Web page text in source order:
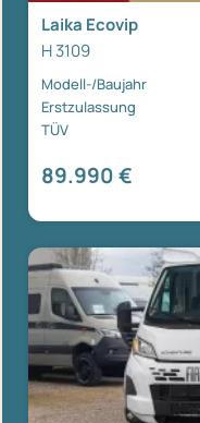
Laika Ecovip
H 3109
Modell-/Baujahr
Erstzulassung
TÜV
89.990 €